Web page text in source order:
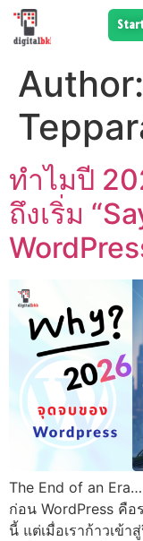
Author:
ทำไมปี
ถึงเริ่ม
The End of an
ก่อน WordPress คือ
นี้ แต่เมื่อเราก้าวเข้